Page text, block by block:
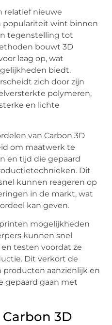
relatief nieuwe
populariteit wint binnen
tegenstelling tot
bouwt 3D
laag op, wat
biedt.
zich door zijn
polymeren,
en lichte
van Carbon 3D
om maatwerk te
en tijd die gepaard
Dit
kunnen reageren op
in de markt, wat
kan geven.
mogelijkheden
kunnen snel
testen voordat ze
Dit verkort de
aanzienlijk en
gepaard gaan met
3D